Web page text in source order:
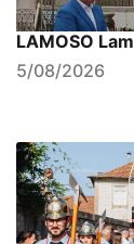
LAMOSO
5/08/2026